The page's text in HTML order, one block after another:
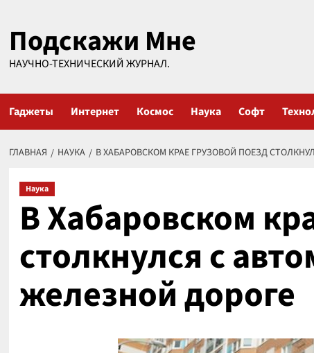
содержимому
Подскажи Мне
НАУЧНО-ТЕХНИЧЕСКИЙ ЖУРНАЛ.
Гаджеты Интернет Космос Наука Софт
ГЛАВНАЯ НАУКА В ХАБАРОВСКОМ КРАЕ ГРУЗОВОЙ ПОЕЗД
Наука
В Хабаровском
столкнулся с
железной дороге